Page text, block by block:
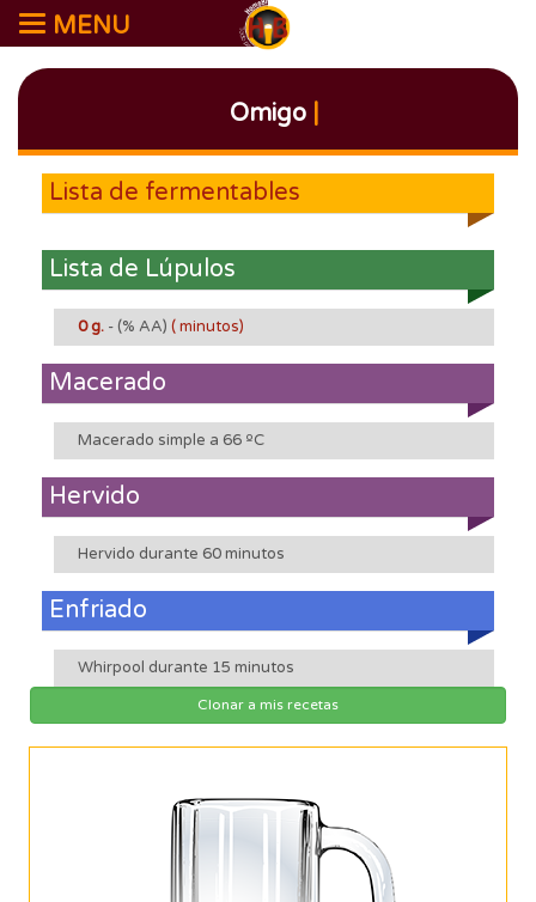
MENU
Omigo|
Lista de fermentables
Lista de Lúpulos
0 g. - (% AA) ( minutos)
Macerado
Macerado simple a 66 ºC
Hervido
Hervido durante 60 minutos
Enfriado
Whirpool durante 15 minutos
Clonar a mis recetas